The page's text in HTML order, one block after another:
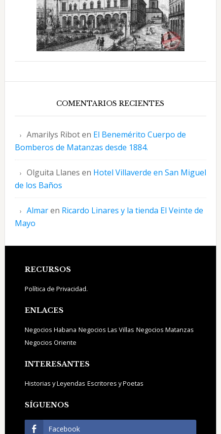
COMENTARIOS RECIENTES
Amarilys Riboten El Benemérito Cuerpo de
Bomberos de Matanzas desde 1884.
Olguita Llanes en Hotel Villaverde en San Miguel
de los Baños
Almaren Ricardo Linares y la tienda El Veinte de
Mayo
Footer
RECURSOS
Política de Privacidad.
ENLACES
Negocios Habana Negocios Las Villas Negocios Matanzas
Negocios Oriente
INTERESANTES
Historias y Leyendas Escritores y Poetas
SÍGUENOS
Facebook